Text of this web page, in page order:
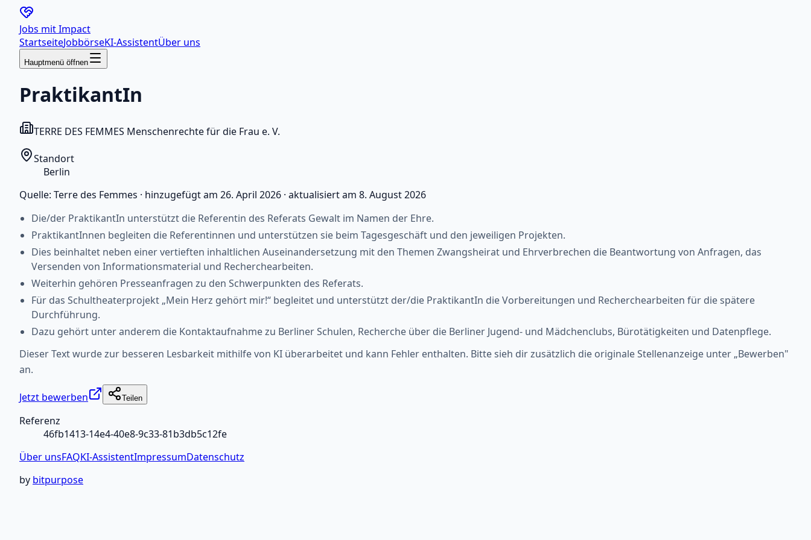
Jobs mitImpact
StartseiteJobbörseKI-AssistentÜber uns
Hauptmenü öffnen
PraktikantIn
TERRE DES FEMMES Menschenrechte für die Frau e. V.
Standort
Berlin
Quelle: Terre des Femmes · hinzugefügt am 26. April 2026 · aktualisiert am 8. August 2026
Die/der PraktikantIn unterstützt die Referentin des Referats Gewalt im Namen der Ehre.
PraktikantInnen begleiten die Referentinnen und unterstützen sie beim Tagesgeschäft und den jeweiligen Projekten.
Dies beinhaltet neben einer vertieften inhaltlichen Auseinandersetzung mit den Themen Zwangsheirat und Ehrverbrechen die Beantwortung von Anfragen, das
Versenden von Informationsmaterial und Recherchearbeiten.
Weiterhin gehören Presseanfragen zu den Schwerpunkten des Referats.
Für das Schultheaterprojekt „Mein Herz gehört mir!“ begleitet und unterstützt der/die PraktikantIn die Vorbereitungen und Recherchearbeiten für die spätere
Durchführung.
Dazu gehört unter anderem die Kontaktaufnahme zu Berliner Schulen, Recherche über die Berliner Jugend- und Mädchenclubs, Bürotätigkeiten und Datenpflege.
Dieser Text wurde zur besseren Lesbarkeit mithilfe von KI überarbeitet und kann Fehler enthalten. Bitte sieh dir zusätzlich die originale Stellenanzeige unter „Bewerben"
an.
Jetzt bewerben Teilen
Referenz
46fb1413-14e4-40e8-9c33-81b3db5c12fe
Über unsFAQKI-AssistentImpressumDatenschutz
by bitpurpose